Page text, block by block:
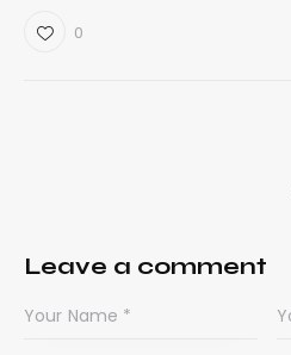
0
Leave a comment